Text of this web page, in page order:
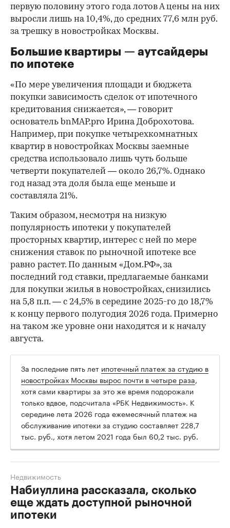
первую половину этого года лотов А цены на них
выросли лишь на 10,4%, до средних 77,6 млн руб.
за трешку в новостройках Москвы.
Большие квартиры — аутсайдеры
по ипотеке
«По мере увеличения площади и бюджета
покупки зависимость сделок от ипотечного
кредитования снижается», — говорит
основатель bnMAP.pro Ирина Доброхотова.
Например, при покупке четырехкомнатных
квартир в новостройках Москвы заемные
средства использовало лишь чуть больше
четверти покупателей — около 26,7%. Однако
год назад эта доля была еще меньше и
составляла 21%.
Таким образом, несмотря на низкую
популярность ипотеки у покупателей
просторных квартир, интерес с ней по мере
снижения ставок по рыночной ипотеке все
равно растет. По данным «Дом.РФ», за
последний год ставки, предлагаемые банками
для покупки жилья в новостройках, снизились
на 5,8 п.п. — с 24,5% в середине 2025-го до 18,7%
к концу первого полугодия 2026 года. Примерно
на таком же уровне они находятся и к началу
августа.
За последние пять лет ипотечный платеж за студию в
новостройках Москвы вырос почти в четыре раза,
хотя сами квартиры за это же время подорожали
только вдвое, подсчитала «РБК Недвижимость». К
середине лета 2026 года ежемесячный платеж на
обслуживание ипотеки за студию составляет 228,7
тыс. руб., хотя летом 2021 года был 60,2 тыс. руб.
Набиуллина рассказала, сколько
еще ждать доступной рыночной
ипотеки
Недвижимость